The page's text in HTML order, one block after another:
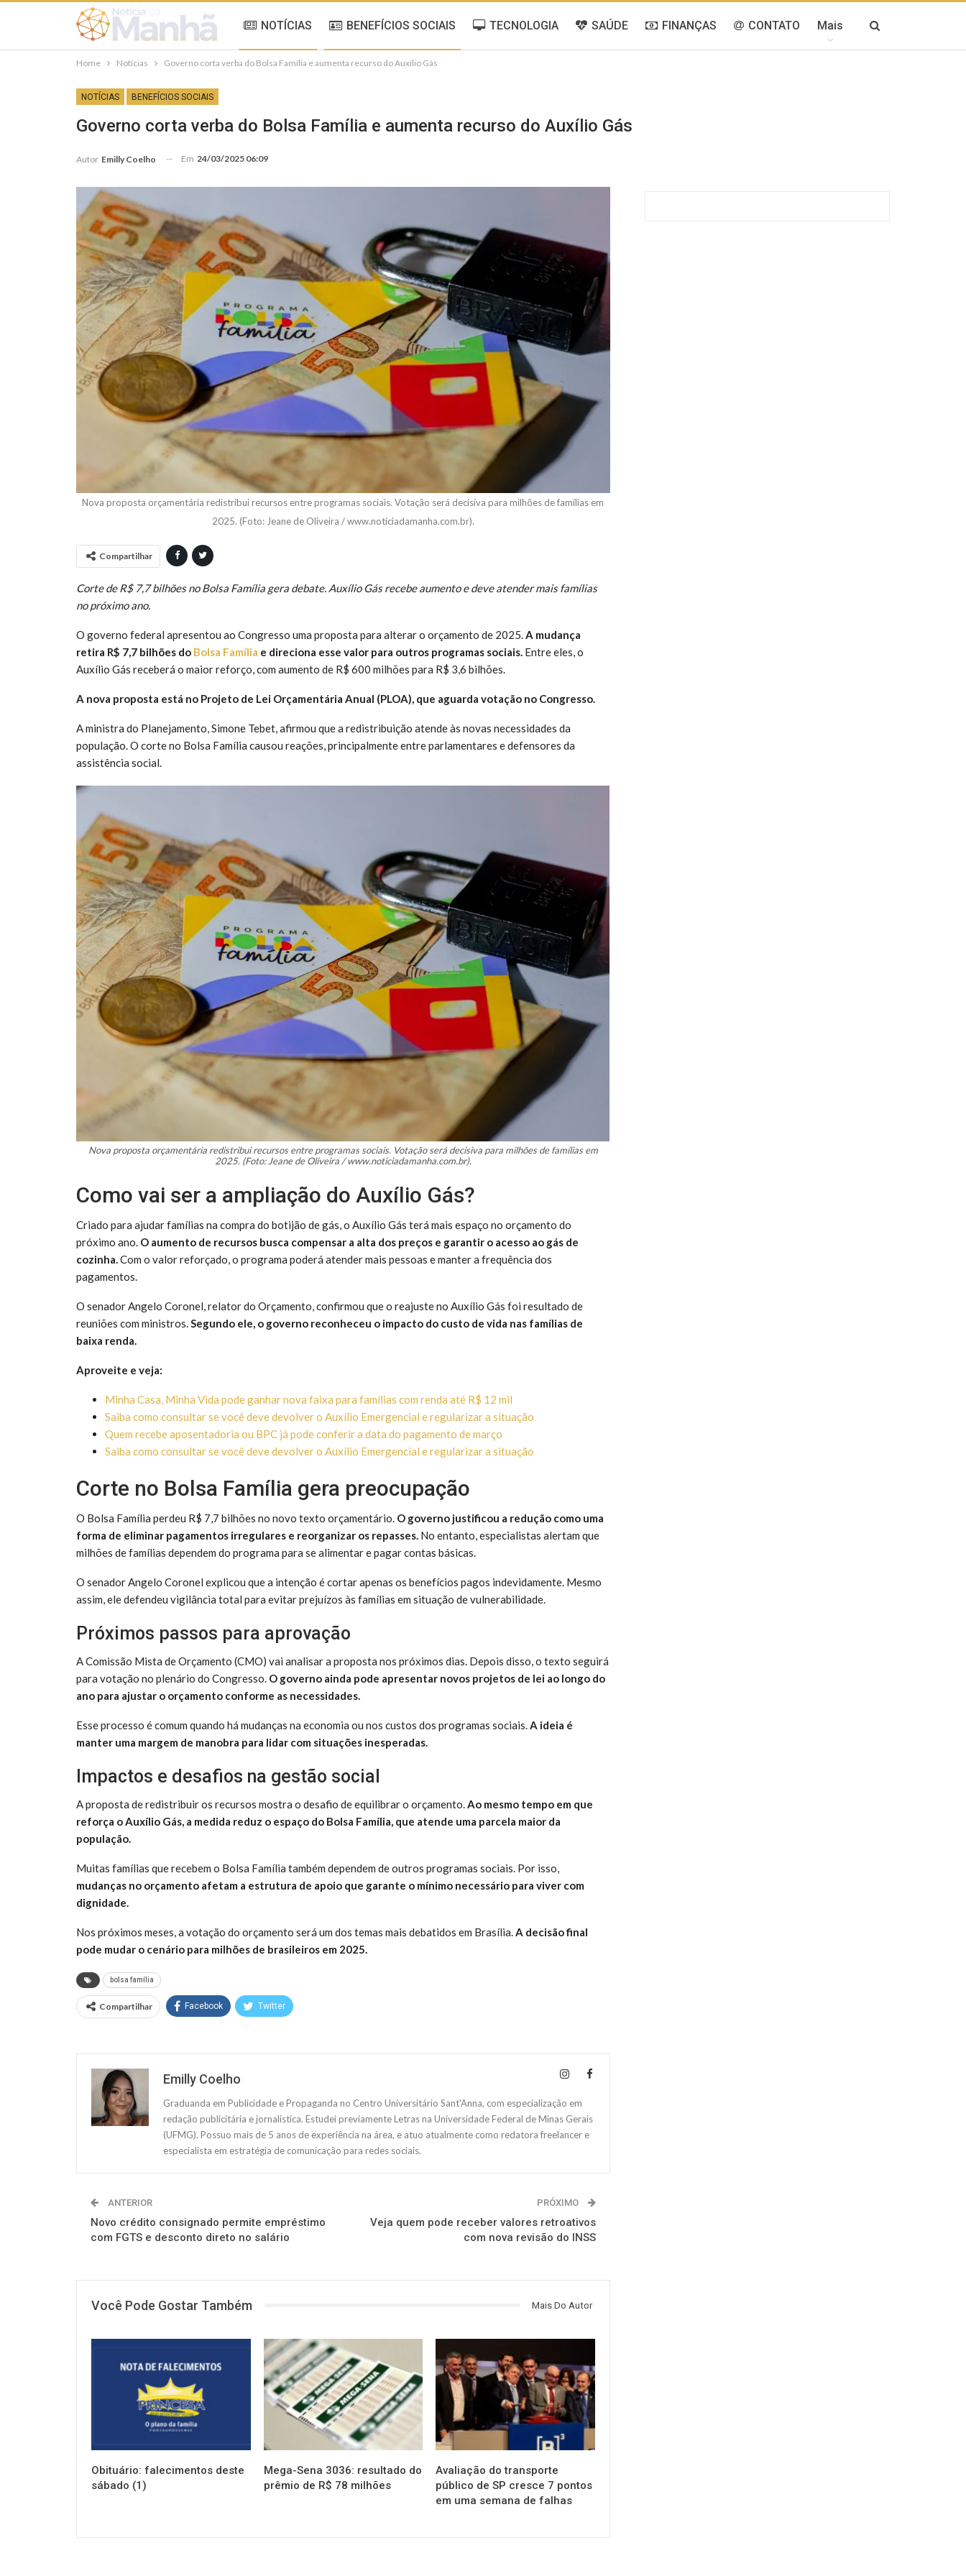
NOTÍCIAS BENEFÍCIOS SOCIAIS TECNOLOGIA SAÚDE FINANÇAS CONTATO Mais
Home Notícias Governo corta verba do Bolsa Família e aumenta recurso do Auxílio Gás
NOTÍCIAS BENEFÍCIOS SOCIAIS
Governo corta verba do Bolsa Família e aumenta recurso do Auxílio Gás
Autor Emilly Coelho Em 24/03/2025 06:09
Nova proposta orçamentária redistribui recursos entre programas sociais. Votação será decisiva para milhões de famílias em
2025. (Foto: Jeane de Oliveira / www.noticiadamanha.com.br).
Compartilhar
Corte de R$ 7,7 bilhões no Bolsa Família gera debate. Auxílio Gás recebe aumento e deve atender mais famílias
no próximo ano.
O governo federal apresentou ao Congresso uma proposta para alterar o orçamento de 2025.A mudança
retira R$ 7,7 bilhões do Bolsa Família e direciona esse valor para outros programas sociais. Entre eles, o
Auxílio Gás receberá o maior reforço, com aumento de R$ 600 milhões para R$ 3,6 bilhões.
A nova proposta está no Projeto de Lei Orçamentária Anual (PLOA), que aguarda votação no Congresso.
A ministra do Planejamento, Simone Tebet, afirmou que a redistribuição atende às novas necessidades da
população. O corte no Bolsa Família causou reações, principalmente entre parlamentares e defensores da
assistência social.
Nova proposta orçamentária redistribui recursos entre programas sociais. Votação será decisiva para milhões de famílias em
2025. (Foto: Jeane de Oliveira / www.noticiadamanha.com.br).
Como vai ser a ampliação do Auxílio Gás?
Criado para ajudar famílias na compra do botijão de gás, o Auxílio Gás terá mais espaço no orçamento do
próximo ano. O aumento de recursos busca compensar a alta dos preços e garantir o acesso ao gás de
cozinha.Com o valor reforçado, o programa poderá atender mais pessoas e manter a frequência dos
pagamentos.
O senador Angelo Coronel, relator do Orçamento, confirmou que o reajuste no Auxílio Gás foi resultado de
reuniões com ministros.Segundo ele, o governo reconheceu o impacto do custo de vida nas famílias de
baixa renda.
Aproveite e veja:
Minha Casa, Minha Vida pode ganhar nova faixa para famílias com renda até R$ 12 mil
Saiba como consultar se você deve devolver o Auxílio Emergencial e regularizar a situação
Quem recebe aposentadoria ou BPC já pode conferir a data do pagamento de março
Saiba como consultar se você deve devolver o Auxílio Emergencial e regularizar a situação
Corte no Bolsa Família gera preocupação
O Bolsa Família perdeu R$ 7,7 bilhões no novo texto orçamentário. O governo justificou a redução como uma
forma de eliminar pagamentos irregulares e reorganizar os repasses. No entanto, especialistas alertam que
milhões de famílias dependem do programa para se alimentar e pagar contas básicas.
O senador Angelo Coronel explicou que a intenção é cortar apenas os benefícios pagos indevidamente. Mesmo
assim, ele defendeu vigilância total para evitar prejuízos às famílias em situação de vulnerabilidade.
Próximos passos para aprovação
A Comissão Mista de Orçamento (CMO) vai analisar a proposta nos próximos dias. Depois disso, o texto seguirá
para votação no plenário do Congresso. O governo ainda pode apresentar novos projetos de lei ao longo do
ano para ajustar o orçamento conforme as necessidades.
Esse processo é comum quando há mudanças na economia ou nos custos dos programas sociais.A ideia é
manter uma margem de manobra para lidar com situações inesperadas.
Impactos e desafios na gestão social
A proposta de redistribuir os recursos mostra o desafio de equilibrar o orçamento.Ao mesmo tempo em que
reforça o Auxílio Gás, a medida reduz o espaço do Bolsa Família, que atende uma parcela maior da
população.
Muitas famílias que recebem o Bolsa Família também dependem de outros programas sociais. Por isso,
mudanças no orçamento afetam a estrutura de apoio que garante o mínimo necessário para viver com
dignidade.
Nos próximos meses, a votação do orçamento será um dos temas mais debatidos em Brasília.A decisão final
pode mudar o cenário para milhões de brasileiros em 2025.
bolsa família
Compartilhar Facebook Twitter
Emilly Coelho
Graduanda em Publicidade e Propaganda no Centro Universitário Sant'Anna, com especialização em
redação publicitária e jornalística. Estudei previamente Letras na Universidade Federal de Minas Gerais
(UFMG). Possuo mais de 5 anos de experiência na área, e atuo atualmente como redatora freelancer e
especialista em estratégia de comunicação para redes sociais.
ANTERIOR
Novo crédito consignado permite empréstimo
com FGTS e desconto direto no salário
PRÓXIMO
Veja quem pode receber valores retroativos
com nova revisão do INSS
Você Pode Gostar Também Mais Do Autor
Obituário: falecimentos deste
sábado (1)
NOTÍCIAS
Mega-Sena 3036: resultado do
prêmio de R$ 78 milhões
Avaliação do transporte
público de SP cresce 7 pontos
em uma semana de falhas